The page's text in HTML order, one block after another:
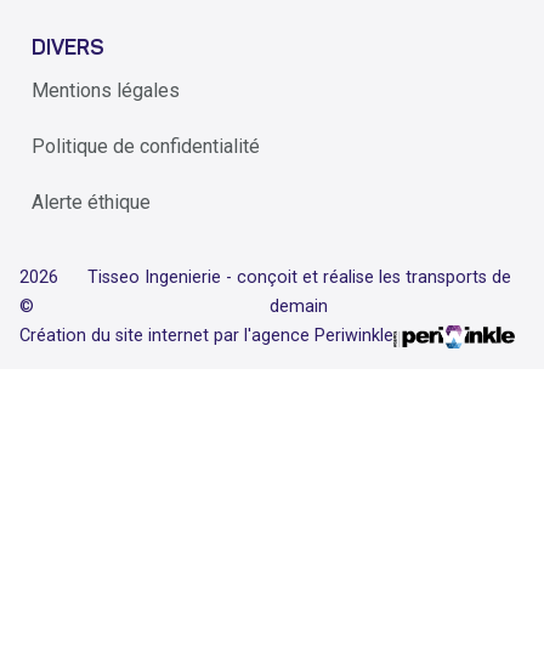
DIVERS
Mentions légales
Politique de confidentialité
Alerte éthique
2026
©
Tisseo Ingenierie - conçoit et réalise les transports de
demain
Création du site internet par l'agence Periwinkle